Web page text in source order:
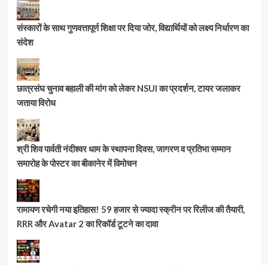
संस्कारों के साथ गुणवत्तापूर्ण शिक्षा पर दिया जोर, विद्यार्थियों को लक्ष्य निर्धारण का
संदेश
छात्रसंघ चुनाव बहाली की मांग को लेकर NSUI का प्रदर्शन, टायर जलाकर
जताया विरोध
श्री शिव पार्वती नंदीश्वर धाम के स्थापना दिवस, जागरण व प्रतिभा सम्मान
समारोह के पोस्टर का बीकानेर में विमोचन
रामायण रचेगी नया इतिहास! 59 हजार से ज्यादा स्क्रीन पर रिलीज की तैयारी,
RRR और Avatar 2 का रिकॉर्ड टूटने का दावा